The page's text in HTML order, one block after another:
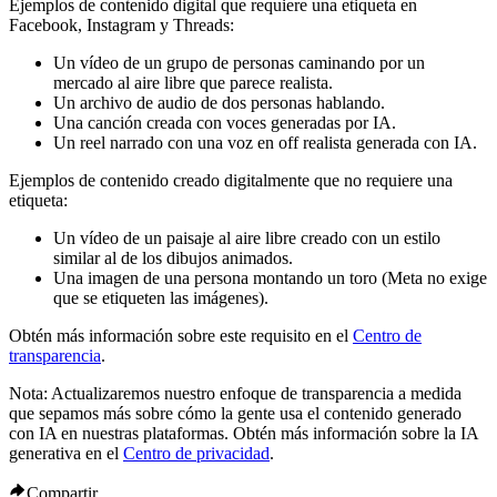
Ejemplos de contenido digital que requiere una etiqueta en
Facebook, Instagram y Threads:
Un vídeo de un grupo de personas caminando por un
mercado al aire libre que parece realista.
Un archivo de audio de dos personas hablando.
Una canción creada con voces generadas por IA.
Un reel narrado con una voz en off realista generada con IA.
Ejemplos de contenido creado digitalmente que no requiere una
etiqueta:
Un vídeo de un paisaje al aire libre creado con un estilo
similar al de los dibujos animados.
Una imagen de una persona montando un toro (Meta no exige
que se etiqueten las imágenes).
Obtén más información sobre este requisito en el Centro de
transparencia.
Nota: Actualizaremos nuestro enfoque de transparencia a medida
que sepamos más sobre cómo la gente usa el contenido generado
con IA en nuestras plataformas. Obtén más información sobre la IA
generativa en el Centro de privacidad.